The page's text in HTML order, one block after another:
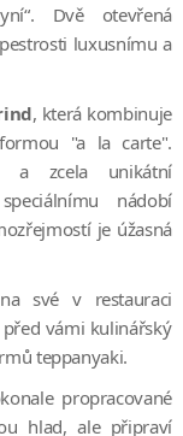
Dvě otevřená
luxusnímu a
, která kombinuje
"a la carte".
a zcela unikátní
nádobí
je úžasná
své v restauraci
vámi kulinářský
teppanyaki.
propracované
hlad, ale připraví